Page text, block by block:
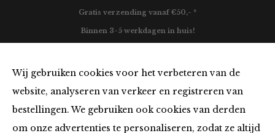
Wij gebruiken cookies voor het verbeteren van de
website, analyseren van verkeer en registreren van
bestellingen. We gebruiken ook cookies van derden
om onze advertenties te personaliseren, zodat ze altijd
Gratis verzending vanaf €50,- *
Binnen 3-5 werkdagen in huis!
Maison Hotel